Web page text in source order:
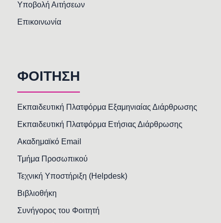
Υποβολή Αιτήσεων
Επικοινωνία
ΦΟΙΤΗΣΗ
Εκπαιδευτική Πλατφόρμα Εξαμηνιαίας Διάρθρωσης
Εκπαιδευτική Πλατφόρμα Ετήσιας Διάρθρωσης
Ακαδημαϊκό Email
Τμήμα Προσωπικού
Τεχνική Υποστήριξη (Helpdesk)
Βιβλιοθήκη
Συνήγορος του Φοιτητή